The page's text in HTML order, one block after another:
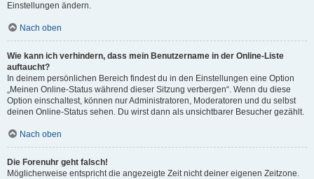
Einstellungen ändern.
Nach oben
Wie kann ich verhindern, dass mein Benutzername in der Online-Liste
auftaucht?
In deinem persönlichen Bereich findest du in den Einstellungen eine Option
„Meinen Online-Status während dieser Sitzung verbergen“. Wenn du diese
Option einschaltest, können nur Administratoren, Moderatoren und du selbst
deinen Online-Status sehen. Du wirst dann als unsichtbarer Besucher gezählt.
Nach oben
Die Forenuhr geht falsch!
Möglicherweise entspricht die angezeigte Zeit nicht deiner eigenen Zeitzone.